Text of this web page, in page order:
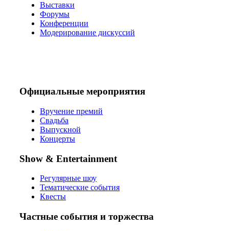
Выставки
Форумы
Конференции
Модерирование дискуссий
Официальные мероприятия
Вручение премий
Свадьба
Выпускной
Концерты
Show & Entertainment
Регулярные шоу
Тематические события
Квесты
Частные события и торжества